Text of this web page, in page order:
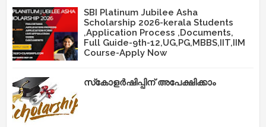
SBI Platinum Jubilee Asha
Scholarship 2026-kerala Students
,Application Process ,Documents,
Full Guide-9th-12,UG,PG,MBBS,IIT,IIM
Course-Apply Now
സ്‌കോളർഷിപ്പിന് അപേക്ഷിക്കാം